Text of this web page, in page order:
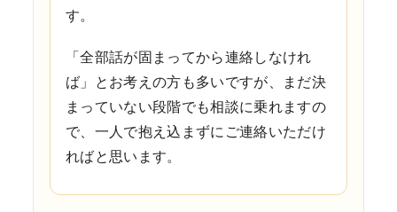
す。
「全部話が固まってから連絡しなけれ
ば」とお考えの方も多いですが、まだ決
まっていない段階でも相談に乗れますの
で、一人で抱え込まずにご連絡いただけ
ればと思います。